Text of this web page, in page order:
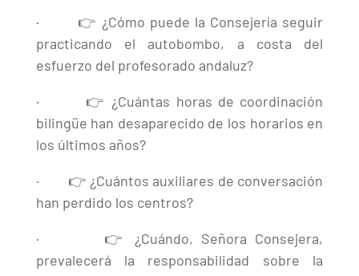
· 👉 ¿Cómo puede la Consejería seguir
practicando el autobombo, a costa del
esfuerzo del profesorado andaluz?
· 👉 ¿Cuántas horas de coordinación
bilingüe han desaparecido de los horarios en
los últimos años?
· 👉 ¿Cuántos auxiliares de conversación
han perdido los centros?
· 👉 ¿Cuándo, Señora Consejera,
prevalecerá la responsabilidad sobre la